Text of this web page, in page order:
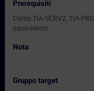
Prerequisiti
Corso TIA-SERV2, TIA-
equivalente.
Nota
-
Gruppo target